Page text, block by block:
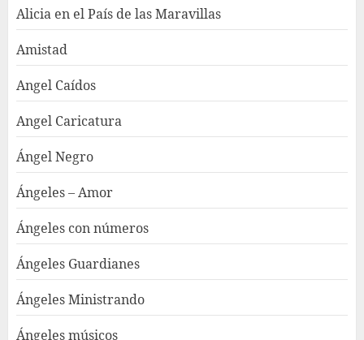
Alicia en el País de las Maravillas
Amistad
Angel Caídos
Angel Caricatura
Ángel Negro
Ángeles – Amor
Ángeles con números
Ángeles Guardianes
Ángeles Ministrando
Ángeles músicos